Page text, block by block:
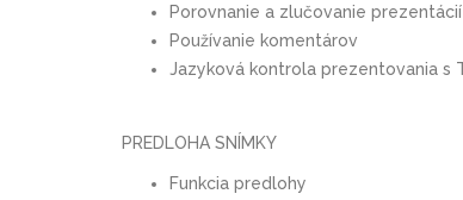
Porovnanie a zlučovanie prezentácií
Používanie komentárov
Jazyková kontrola prezentovania s
PREDLOHA SNÍMKY
Funkcia predlohy